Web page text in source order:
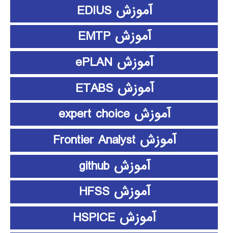
آموزش EDIUS
آموزش EMTP
آموزش ePLAN
آموزش ETABS
آموزش expert choice
آموزش Frontier Analyst
آموزش github
آموزش HFSS
آموزش HSPICE